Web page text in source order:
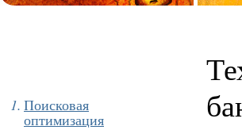
Поисковая
оптимизация